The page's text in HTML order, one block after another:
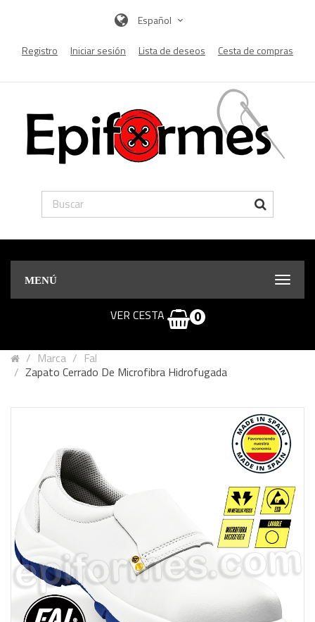
Español
Registro Iniciar sesión Lista de deseos Cesta de compras
MENÚ
VER CESTA 0
Marca
Fal
Zapato Cerrado De Microfibra Hidrofugada